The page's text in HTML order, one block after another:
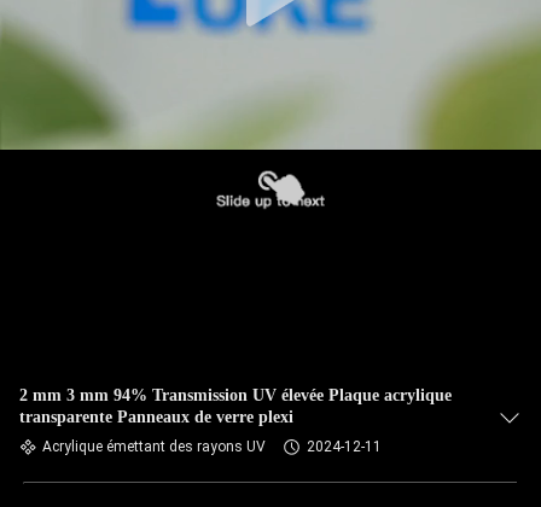
2 mm 3 mm 94% Transmission UV élevée Plaque acrylique
transparente Panneaux de verre plexi
Acrylique émettant des rayons UV 2024-12-11